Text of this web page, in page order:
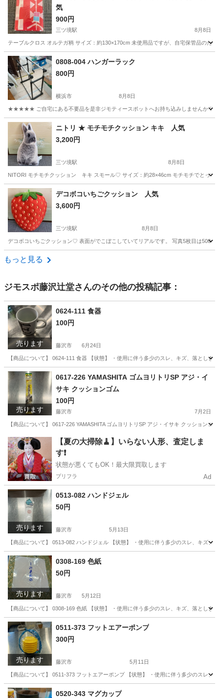
気
900円
三ツ境駅 8月8日
テーブルクロス オルテガ柄 サイズ：約130×170cm 未使用品ですが、自宅保管品のた
神奈川 横浜市 テーブル
0808-004 ハンガーラック
800円
横浜市 8月8日
★★★★★ ご自宅にある不要品を是非ジモティースポットへお持ち込みしませんか？
神奈川 横浜市 収納家具
ニトリ ★ モチモチクッション キキ 人気
3,200円
三ツ境駅 8月8日
NITORI モチモチクッション キキ スモール♡ サイズ：約28×46cm モチモチでとって
神奈川 横浜市 三ツ境駅 インテリア雑貨/小物
モチモチクッション
デコボコいちごクッション 人気
3,600円
三ツ境駅 8月8日
デコボコいちごクッション♡ 表面がでこぼこしていてリアルです。 写真5枚目は
神奈川 横浜市
もっと見る
ジモスポ藤沢辻堂さんのその他の投稿記事：
売ります
0624-111 食器
100円
藤沢市 6月24日
【商品について】 0624-111 食器 【状態】 ・使用に伴う多少のスレ、キズ、落とし
神奈川 藤沢市
売ります
0617-226 YAMASHITA ゴムヨリトリSP アジ・イ
サキ クッションゴム
100円
藤沢市 7月2日
【商品について】 0617-226 YAMASHITA ゴムヨリトリSP アジ・イサキ クッション
神奈川 その他 イサキ
【夏の大掃除🧹】いらない人形、査定しま
す❗️
状態が悪くてもOK！最大限買取します
プリフラ Ad
売ります
0513-082 ハンドジェル
50円
藤沢市 5月13日
【商品について】 0513-082 ハンドジェル 【状態】 ・使用に伴う多少のスレ、キズ
神奈川 藤沢市 リユース
売ります
0308-169 色紙
50円
藤沢市 5月12日
【商品について】 0308-169 色紙 【状態】 ・使用に伴う多少のスレ、キズ、落とし
神奈川 藤沢市 リユース
売ります
0511-373 フットエアーポンプ
300円
藤沢市 5月11日
【商品について】 0511-373 フットエアーポンプ 【状態】 ・使用に伴う多少のスレ
神奈川 藤沢市 リユース
0520-343 マグカップ